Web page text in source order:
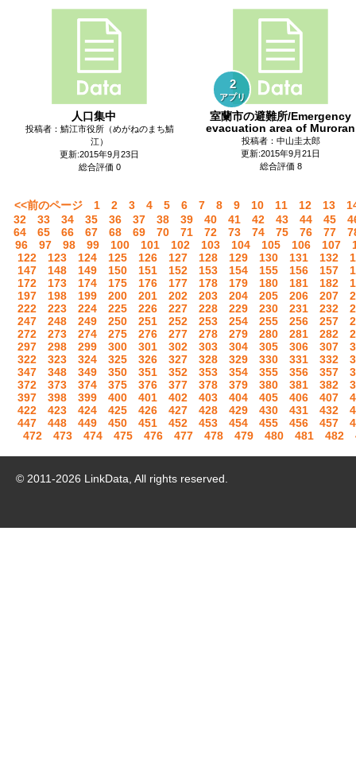
人口集中
投稿者：鯖江市役所（めがねのまち鯖
江）
更新:2015年9月23日
総合評価 0
2
アプリ
室蘭市の避難所/Emergency
evacuation area of Muroran
投稿者：中山圭太郎
更新:2015年9月21日
総合評価 8
<<前のページ 1 2 3 4 5 6 7 8 9 10 11 12 13
32
33 34 35 36 37 38 39 40 41 42 43 44 45
64
65 66 67 68 69 70 71 72 73 74 75 76 77
96
97 98 99 100 101 102 103 104 105 106 107
122
123 124 125 126 127 128 129 130 131 132
147
148 149 150 151 152 153 154 155 156 157
172
173 174 175 176 177 178 179 180 181 182
197
198 199 200 201 202 203 204 205 206 207
222
223 224 225 226 227 228 229 230 231 232
247
248 249 250 251 252 253 254 255 256 257
272
273 274 275 276 277 278 279 280 281 282
297
298 299 300 301 302 303 304 305 306 307
322
323 324 325 326 327 328 329 330 331 332
347
348 349 350 351 352 353 354 355 356 357
372
373 374 375 376 377 378 379 380 381 382
397
398 399 400 401 402 403 404 405 406 407
422
423 424 425 426 427 428 429 430 431 432
447
448 449 450 451 452 453 454 455 456 457
472
473 474 475 476 477 478 479 480 481 482
© 2011-2026 LinkData, All rights reserved.